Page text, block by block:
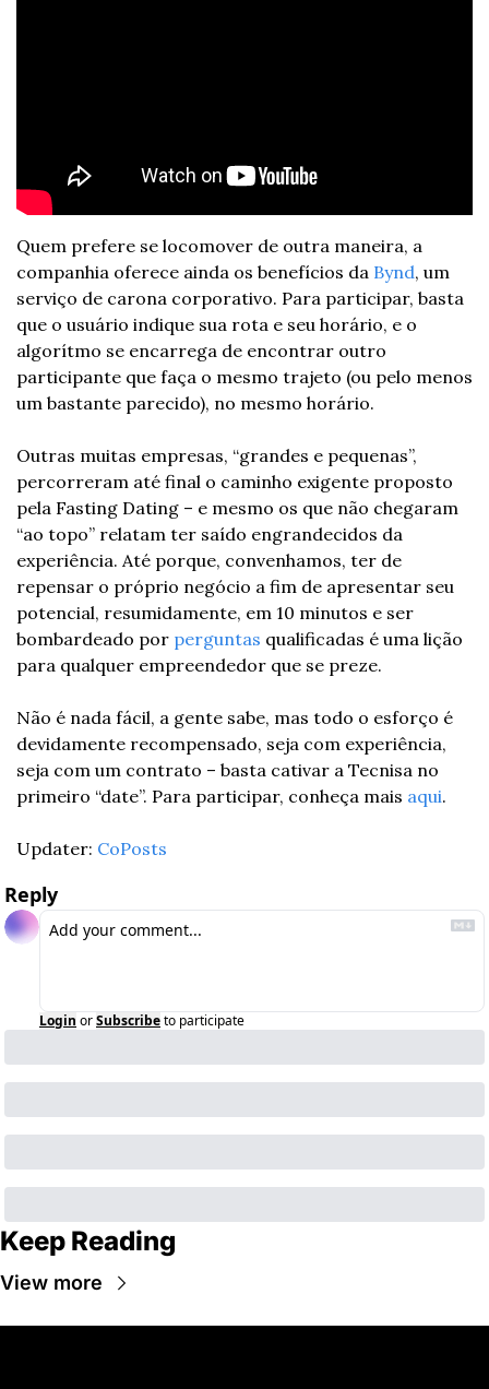
Quem prefere se locomover de outra maneira, a
companhia oferece ainda os benefícios da Bynd, um
serviço de carona corporativo. Para participar, basta
que o usuário indique sua rota e seu horário, e o
algorítmo se encarrega de encontrar outro
participante que faça o mesmo trajeto (ou pelo menos
um bastante parecido), no mesmo horário.
Outras muitas empresas, “grandes e pequenas”,
percorreram até final o caminho exigente proposto
pela Fasting Dating – e mesmo os que não chegaram
“ao topo” relatam ter saído engrandecidos da
experiência. Até porque, convenhamos, ter de
repensar o próprio negócio a fim de apresentar seu
potencial, resumidamente, em 10 minutos e ser
bombardeado por perguntas qualificadas é uma lição
para qualquer empreendedor que se preze.
Não é nada fácil, a gente sabe, mas todo o esforço é
devidamente recompensado, seja com experiência,
seja com um contrato – basta cativar a Tecnisa no
primeiro “date”. Para participar, conheça mais aqui.
Updater: CoPosts
Reply
Login orSubscribeto participate
Keep Reading
View more